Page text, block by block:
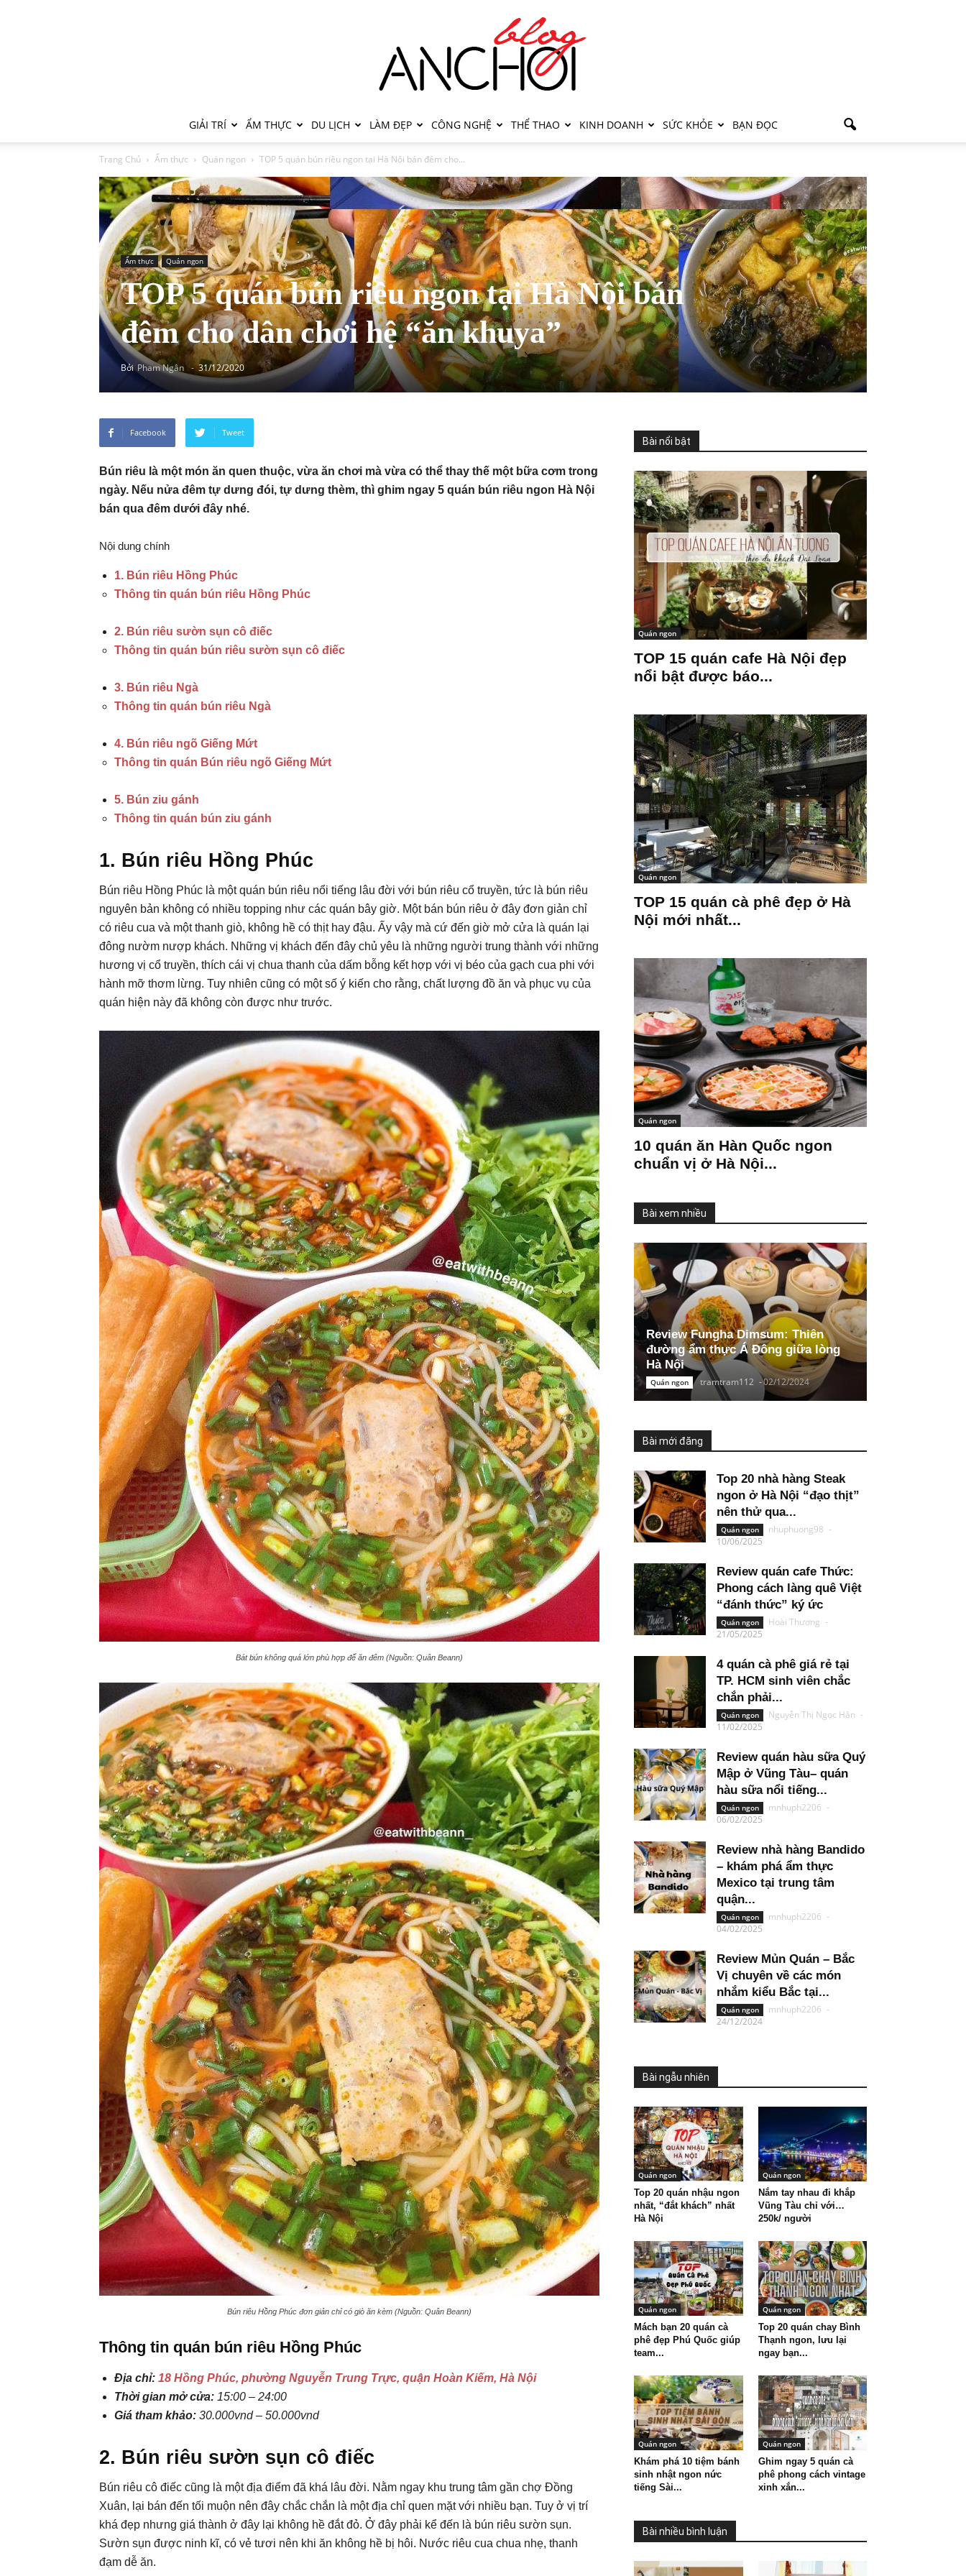
GIẢI TRÍ ẨM THỰC DU LỊCH LÀM ĐẸP CÔNG NGHỆ THỂ THAO KINH DOANH SỨC KHỎE BẠN ĐỌC
Trang Chủ Ẩm thực Quán ngon TOP 5 quán bún riêu ngon tại Hà Nội bán đêm cho...
Ẩm thực Quán ngon
TOP 5 quán bún riêu ngon tại Hà Nội bán
đêm cho dân chơi hệ “ăn khuya”
Bởi Pham Ngân - 31/12/2020
Facebook Tweet
Bún riêu là một món ăn quen thuộc, vừa ăn chơi mà vừa có thể thay thế một bữa cơm trong
ngày. Nếu nửa đêm tự dưng đói, tự dưng thèm, thì ghim ngay 5 quán bún riêu ngon Hà Nội
bán qua đêm dưới đây nhé.
Nội dung chính
1. Bún riêu Hồng Phúc
Thông tin quán bún riêu Hồng Phúc
2. Bún riêu sườn sụn cô điếc
Thông tin quán bún riêu sườn sụn cô điếc
3. Bún riêu Ngà
Thông tin quán bún riêu Ngà
4. Bún riêu ngõ Giếng Mứt
Thông tin quán Bún riêu ngõ Giếng Mứt
5. Bún ziu gánh
Thông tin quán bún ziu gánh
1. Bún riêu Hồng Phúc
Bún riêu Hồng Phúc là một quán bún riêu nổi tiếng lâu đời với bún riêu cổ truyền, tức là bún riêu
nguyên bản không có nhiều topping như các quán bây giờ. Một bán bún riêu ở đây đơn giản chỉ
có riêu cua và một thanh giò, không hề có thịt hay đậu. Ấy vậy mà cứ đến giờ mở cửa là quán lại
đông nườm nượp khách. Những vị khách đến đây chủ yêu là những người trung thành với những
hương vị cổ truyền, thích cái vị chua thanh của dấm bỗng kết hợp với vị béo của gạch cua phi với
hành mỡ thơm lừng. Tuy nhiên cũng có một số ý kiến cho rằng, chất lượng đồ ăn và phục vụ của
quán hiện này đã không còn được như trước.
Bát bún không quá lớn phù hợp để ăn đêm (Nguồn: Quân Beann)
Bún riêu Hồng Phúc đơn giản chỉ có giò ăn kèm (Nguồn: Quân Beann)
Thông tin quán bún riêu Hồng Phúc
Địa chỉ: 18 Hồng Phúc, phường Nguyễn Trung Trực, quận Hoàn Kiếm, Hà Nội
Thời gian mở cửa: 15:00 – 24:00
Giá tham khảo: 30.000vnd – 50.000vnd
2. Bún riêu sườn sụn cô điếc
Bún riêu cô điếc cũng là một địa điểm đã khá lâu đời. Nằm ngay khu trung tâm gần chợ Đồng
Xuân, lại bán đến tối muộn nên đây chắc chắn là một địa chỉ quen mặt với nhiều bạn. Tuy ở vị trí
khá đẹp nhưng giá thành ở đây lại không hề đắt đỏ. Ở đây phải kể đến là bún riêu sườn sụn.
Sườn sụn được ninh kĩ, có vẻ tươi nên khi ăn không hề bị hôi. Nước riêu cua chua nhẹ, thanh
đạm dễ ăn.
Bài nổi bật
Quán ngon
TOP 15 quán cafe Hà Nội đẹp
nổi bật được báo...
Quán ngon
TOP 15 quán cà phê đẹp ở Hà
Nội mới nhất...
Quán ngon
10 quán ăn Hàn Quốc ngon
chuẩn vị ở Hà Nội...
Bài xem nhiều
Review Fungha Dimsum: Thiên
đường ẩm thực Á Đông giữa lòng
Hà Nội
Quán ngon tramtram112 -02/12/2024
Bài mới đăng
Top 20 nhà hàng Steak
ngon ở Hà Nội “đạo thịt”
nên thử qua...
Quán ngon nhuphuong98 -
10/06/2025
Review quán cafe Thức:
Phong cách làng quê Việt
“đánh thức” ký ức
Quán ngon Hoài Thương -
21/05/2025
4 quán cà phê giá rẻ tại
TP. HCM sinh viên chắc
chắn phải...
Quán ngon Nguyễn Thị Ngọc Hân -
11/02/2025
Review quán hàu sữa Quý
Mập ở Vũng Tàu– quán
hàu sữa nổi tiếng...
Quán ngon mnhuph2206 -
06/02/2025
Review nhà hàng Bandido
– khám phá ẩm thực
Mexico tại trung tâm
quận...
Quán ngon mnhuph2206 -
04/02/2025
Review Mủn Quán – Bắc
Vị chuyên về các món
nhắm kiểu Bắc tại...
Quán ngon mnhuph2206 -
24/12/2024
Bài ngẫu nhiên
Quán ngon
Top 20 quán nhậu ngon
nhất, “đắt khách” nhất
Hà Nội
Quán ngon
Nắm tay nhau đi khắp
Vũng Tàu chỉ với…
250k/ người
Quán ngon
Mách bạn 20 quán cà
phê đẹp Phú Quốc giúp
team...
Quán ngon
Top 20 quán chay Bình
Thạnh ngon, lưu lại
ngay bạn...
Quán ngon
Khám phá 10 tiệm bánh
sinh nhật ngon nức
tiếng Sài...
Quán ngon
Ghim ngay 5 quán cà
phê phong cách vintage
xinh xắn...
Bài nhiều bình luận